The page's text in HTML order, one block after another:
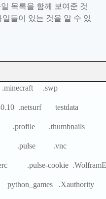
목록을 함께 보여준 것
들이 있는 것을 알 수 있
.swp
.netsurf testdata
.thumbnails
.pulse .vnc
.pulse-cookie
.Xauthority